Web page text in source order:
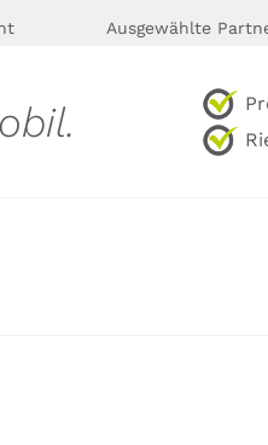
Ausgewählte